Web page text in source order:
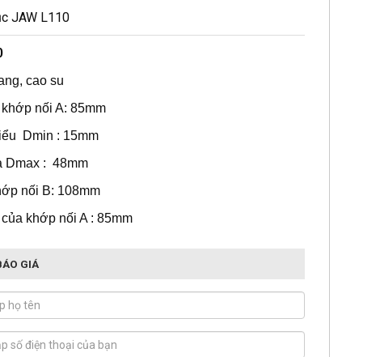
JAW L110
cao su
nối A: 85mm
Dmin : 15mm
Dmax : 48mm
nối B: 108mm
khớp nối A : 85mm
GIÁ